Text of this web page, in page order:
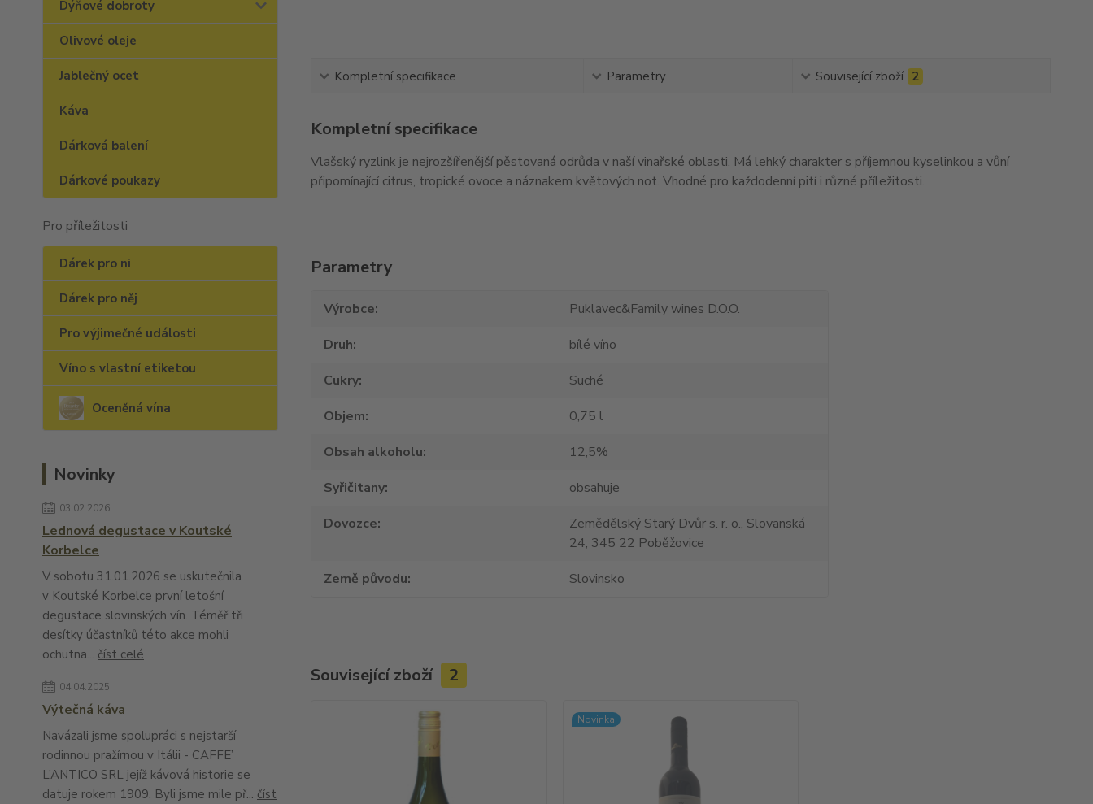
Dýňové dobroty
Olivové oleje
Jablečný ocet
Káva
Dárková balení
Dárkové poukazy
Pro příležitosti
Dárek pro ni
Dárek pro něj
Pro výjimečné události
Víno s vlastní etiketou
Oceněná vína
Novinky
03.02.2026
Lednová degustace v Koutské
Korbelce
V sobotu 31.01.2026 se uskutečnila
v Koutské Korbelce první letošní
degustace slovinských vín. Téměř tři
desítky účastníků této akce mohli
ochutna... číst celé
04.04.2025
Výtečná káva
Navázali jsme spolupráci s nejstarší
rodinnou pražírnou v Itálii - CAFFE’
L’ANTICO SRL jejíž kávová historie se
datuje rokem 1909. Byli jsme mile př... číst
Kompletní specifikace Parametry Související zboží 2
Kompletní specifikace
Vlašský ryzlink je nejrozšířenější pěstovaná odrůda v naší vinařské oblasti. Má lehký charakter s příjemnou kyselinkou a vůní
připomínající citrus, tropické ovoce a náznakem květových not. Vhodné pro každodenní pití i různé příležitosti.
Parametry
Výrobce
Puklavec&Family wines D.O.O.
Druh
bílé víno
Cukry
Suché
Objem
0,75 l
Obsah alkoholu
12,5%
Syřičitany
obsahuje
Dovozce
Zemědělský Starý Dvůr s. r. o., Slovanská
24, 345 22 Poběžovice
Země původu
Slovinsko
Související zboží 2
Novinka